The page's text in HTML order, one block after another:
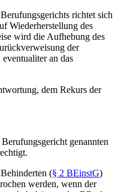
richtet sich
Wiederherstellung des
wird die Aufhebung des
der
an das
, dem Rekurs der
genannten
(§ 2 BEinstG)
werden, wenn der